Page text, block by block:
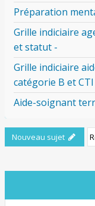
Préparation
Grille indiciaire
et statut -
Grille indiciaire
catégorie B et
Aide-soignant
Nouveau sujet